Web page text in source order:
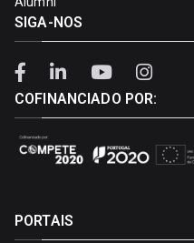
SIGA-NOS
COFINANCIADO POR:
PORTAIS